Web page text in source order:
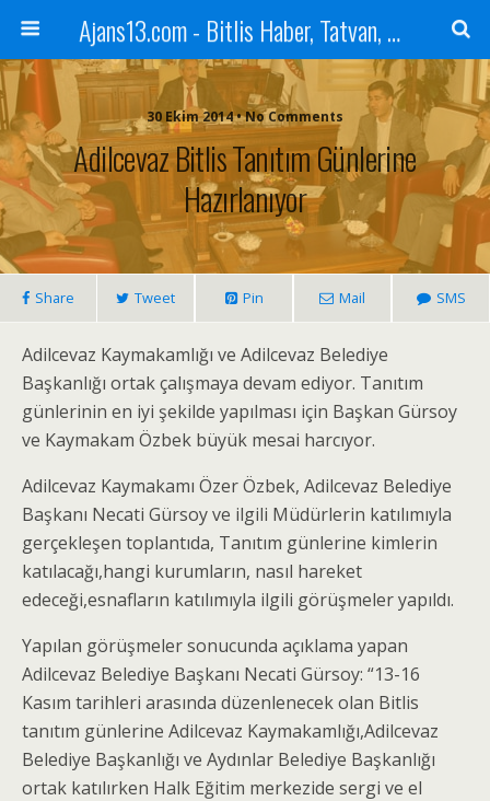
Ajans13.com - Bitlis Haber, Tatvan, Ahlat, Adilcevaz, Mutki, Hizan, Güroymak, Gazete, Ajans, 13, Haber
30 Ekim 2014 • No Comments
Adilcevaz Bitlis Tanıtım Günlerine
Hazırlanıyor
Share Tweet Pin Mail SMS
Adilcevaz Kaymakamlığı ve Adilcevaz Belediye
Başkanlığı ortak çalışmaya devam ediyor. Tanıtım
günlerinin en iyi şekilde yapılması için Başkan Gürsoy
ve Kaymakam Özbek büyük mesai harcıyor.
Adilcevaz Kaymakamı Özer Özbek, Adilcevaz Belediye
Başkanı Necati Gürsoy ve ilgili Müdürlerin katılımıyla
gerçekleşen toplantıda, Tanıtım günlerine kimlerin
katılacağı,hangi kurumların, nasıl hareket
edeceği,esnafların katılımıyla ilgili görüşmeler yapıldı.
Yapılan görüşmeler sonucunda açıklama yapan
Adilcevaz Belediye Başkanı Necati Gürsoy: “13-16
Kasım tarihleri arasında düzenlenecek olan Bitlis
tanıtım günlerine Adilcevaz Kaymakamlığı,Adilcevaz
Belediye Başkanlığı ve Aydınlar Belediye Başkanlığı
ortak katılırken Halk Eğitim merkezide sergi ve el